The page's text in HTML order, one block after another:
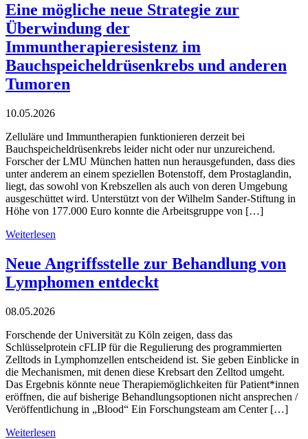
Eine mögliche neue Strategie zur
Überwindung der
Immuntherapieresistenz im
Bauchspeicheldrüsenkrebs und anderen
Tumoren
10.05.2026
Zelluläre und Immuntherapien funktionieren derzeit bei
Bauchspeicheldrüsenkrebs leider nicht oder nur unzureichend.
Forscher der LMU München hatten nun herausgefunden, dass dies
unter anderem an einem speziellen Botenstoff, dem Prostaglandin,
liegt, das sowohl von Krebszellen als auch von deren Umgebung
ausgeschüttet wird. Unterstützt von der Wilhelm Sander-Stiftung in
Höhe von 177.000 Euro konnte die Arbeitsgruppe von […]
Weiterlesen
Neue Angriffsstelle zur Behandlung von
Lymphomen entdeckt
08.05.2026
Forschende der Universität zu Köln zeigen, dass das
Schlüsselprotein cFLIP für die Regulierung des programmierten
Zelltods in Lymphomzellen entscheidend ist. Sie geben Einblicke in
die Mechanismen, mit denen diese Krebsart den Zelltod umgeht.
Das Ergebnis könnte neue Therapiemöglichkeiten für Patient*innen
eröffnen, die auf bisherige Behandlungsoptionen nicht ansprechen /
Veröffentlichung in „Blood“ Ein Forschungsteam am Center […]
Weiterlesen